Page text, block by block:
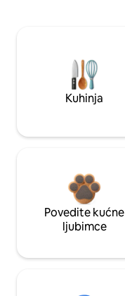
Kuhinja
Povedite kućne
ljubimce